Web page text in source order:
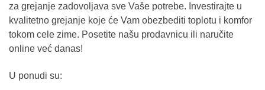
za grejanje zadovoljava sve Vaše potrebe. Investirajte u
kvalitetno grejanje koje će Vam obezbediti toplotu i komfor
tokom cele zime. Posetite našu prodavnicu ili naručite
online već danas!
U ponudi su: